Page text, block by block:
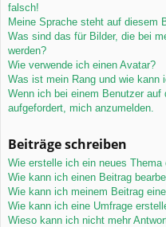
falsch!
Meine Sprache steht auf diesem
Was sind das für Bilder, die bei
werden?
Wie verwende ich einen Avatar?
Was ist mein Rang und wie kann
Wenn ich bei einem Benutzer
aufgefordert, mich anzumelden.
Beiträge schreiben
Wie erstelle ich ein neues Thema
Wie kann ich einen Beitrag
Wie kann ich meinem Beitrag
Wie kann ich eine Umfrage
Wieso kann ich nicht mehr